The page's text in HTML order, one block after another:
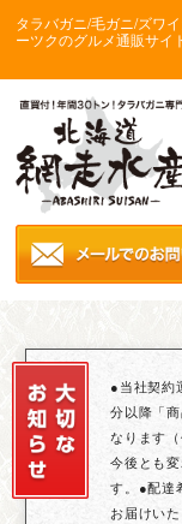
タラバガニ/毛ガニ/ズワ
ーツクのグルメ通販サイ
●当社契約
分以降「
なります
今後とも
す。●配達
お届けい